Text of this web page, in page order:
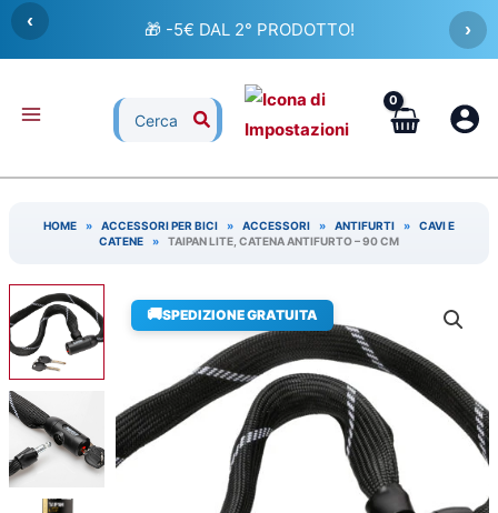
Vai
contenuto
‹ 🎁 -5€ DAL 2° PRODOTTO! ›
Ricerca
per:
HOME » ACCESSORI PER BICI » ACCESSORI » ANTIFURTI »
CAVI E
CATENE
» TAIPAN LITE, CATENA ANTIFURTO – 90 CM
🚚SPEDIZIONE GRATUITA